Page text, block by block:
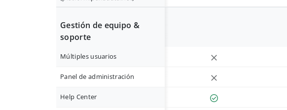
Gestión de equipo &
soporte
Múltiples usuarios
Panel de administración
Help Center